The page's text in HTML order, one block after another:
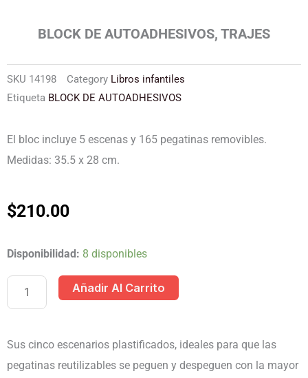
BLOCK DE AUTOADHESIVOS, TRAJES
SKU 14198 Category Libros infantiles
Etiqueta BLOCK DE AUTOADHESIVOS
El bloc incluye 5 escenas y 165 pegatinas removibles.
Medidas: 35.5 x 28 cm.
$210.00
Disponibilidad: 8 disponibles
BLOCK
DE
AUTOADHESIVOS,Añadir Al Carrito
Sus cinco escenarios plastificados, ideales para que las
pegatinas reutilizables se peguen y despeguen con la mayor